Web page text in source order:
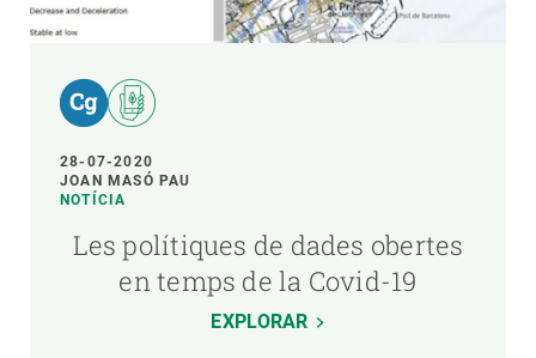
28-07-2020
JOAN MASÓ PAU
NOTÍCIA
Les polítiques de dades obertes
en temps de la Covid-19
EXPLORAR